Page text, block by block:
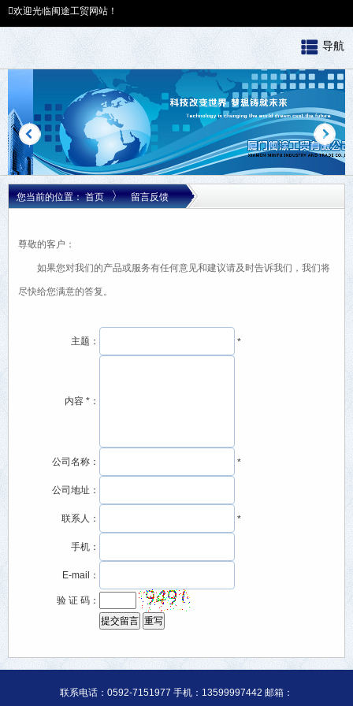
欢迎光临闽途工贸网站！
导航
您当前的位置：首页 〉 留言反馈
尊敬的客户：
如果您对我们的产品或服务有任何意见和建议请及时告诉我们，我们将
尽快给您满意的答复。
主题： *
内容 *：
公司名称： *
公司地址：
联系人： *
手机：
E-mail：
验 证 码：
联系电话：0592-7151977 手机：13599997442 邮箱：